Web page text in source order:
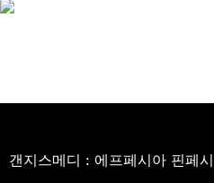
갠지스메디 : 에프페시아 핀페